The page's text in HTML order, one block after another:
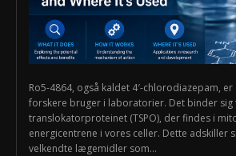
Ro5-4864, også kaldet 4′-chlorodiazepam,
forskere bruger i laboratorier. Det binder sig
translokatorproteinet (TSPO), der findes i
energicentrene i vores celler. Dette adskiller
velkendte lægemidler som...